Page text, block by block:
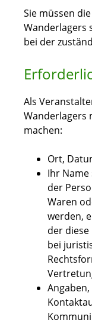
Sie müssen
Wanderlagers
bei der
Als
Wanderlagers
machen:
Ort,
Ihr
der
Waren
werden,
der
bei